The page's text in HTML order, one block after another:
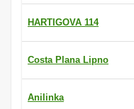
HARTIGOVA 114
Costa Plana Lipno
Anilinka